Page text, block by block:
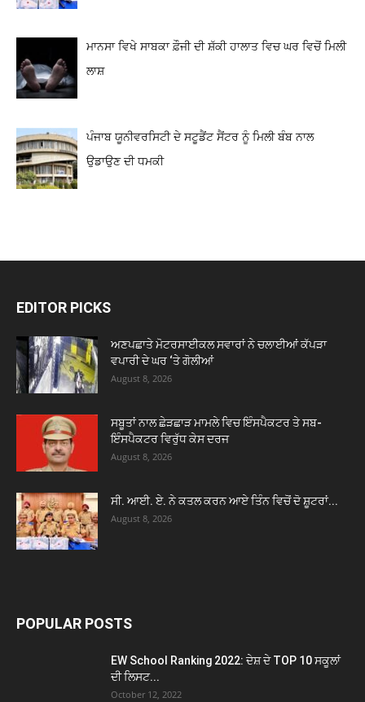
ਮਾਨਸਾ ਵਿਖੇ ਸਾਬਕਾ ਫ਼ੌਜੀ ਦੀ ਸ਼ੱਕੀ ਹਾਲਾਤ ਵਿਚ ਘਰ ਵਿਚੋਂ ਮਿਲੀ
ਲਾਸ਼
ਪੰਜਾਬ ਯੂਨੀਵਰਸਿਟੀ ਦੇ ਸਟੂਡੈਂਟ ਸੈਂਟਰ ਨੂੰ ਮਿਲੀ ਬੰਬ ਨਾਲ
ਉਡਾਉਣ ਦੀ ਧਮਕੀ
EDITOR PICKS
ਅਣਪਛਾਤੇ ਮੋਟਰਸਾਈਕਲ ਸਵਾਰਾਂ ਨੇ ਚਲਾਈਆਂ ਕੱਪੜਾ
ਵਪਾਰੀ ਦੇ ਘਰ ‘ਤੇ ਗੋਲੀਆਂ
August 8, 2026
ਸਬੂਤਾਂ ਨਾਲ ਛੇੜਛਾੜ ਮਾਮਲੇ ਵਿਚ ਇੰਸਪੈਕਟਰ ਤੇ ਸਬ-
ਇੰਸਪੈਕਟਰ ਵਿਰੁੱਧ ਕੇਸ ਦਰਜ
August 8, 2026
ਸੀ. ਆਈ. ਏ. ਨੇ ਕਤਲ ਕਰਨ ਆਏ ਤਿੰਨ ਵਿਚੋਂ ਦੋ ਸ਼ੂਟਰਾਂ...
August 8, 2026
POPULAR POSTS
EW School Ranking 2022: ਦੇਸ਼ ਦੇ TOP 10 ਸਕੂਲਾਂ
ਦੀ ਲਿਸਟ...
October 12, 2022